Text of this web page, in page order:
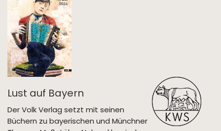
Lust auf Bayern
Der Volk Verlag setzt mit seinen
Büchern zu bayerischen und Münchner